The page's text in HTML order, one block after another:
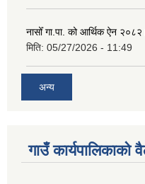
नासोँ गा.पा. को आर्थिक ऐन
मिति: 05/27/2026 - 11:49
अन्य
गाउँ कार्यपालिकाको